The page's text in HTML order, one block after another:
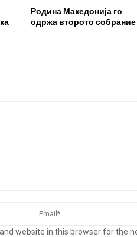
Родина Македонија го
одржа второто собрание
website in this browser for the